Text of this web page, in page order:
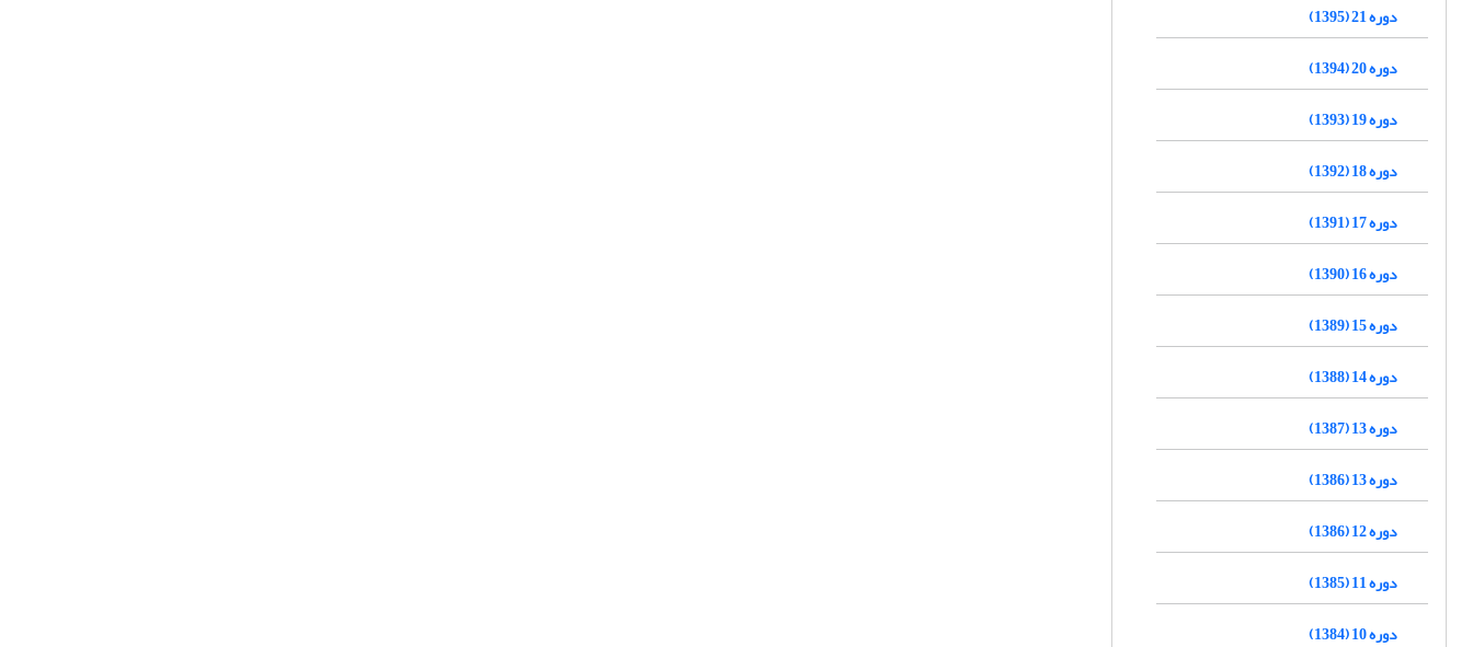
دوره 21 (1395)
دوره 20 (1394)
دوره 19 (1393)
دوره 18 (1392)
دوره 17 (1391)
دوره 16 (1390)
دوره 15 (1389)
دوره 14 (1388)
دوره 13 (1387)
دوره 13 (1386)
دوره 12 (1386)
دوره 11 (1385)
دوره 10 (1384)